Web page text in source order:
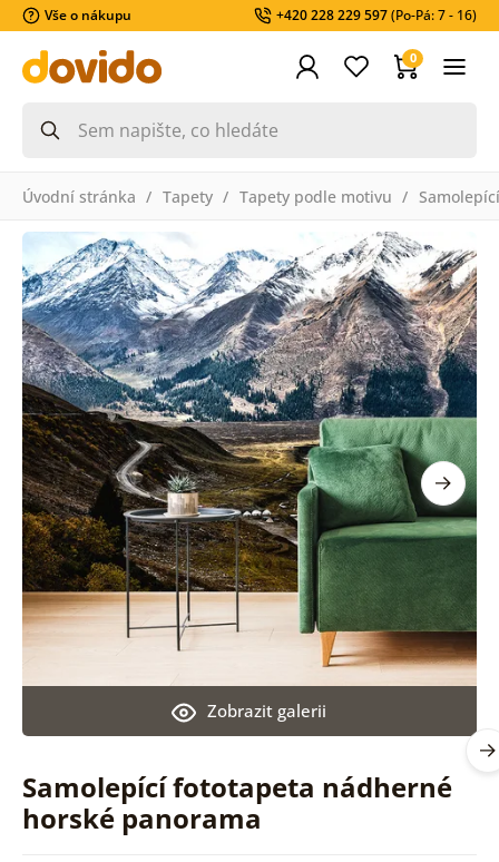
Vše o nákupu +420 228 229 597(Po-Pá: 7 - 16)
0
Úvodní stránka Tapety Tapety podle motivu
Samolepící fototapeta nádherné
horské panorama
Zobrazit galerii